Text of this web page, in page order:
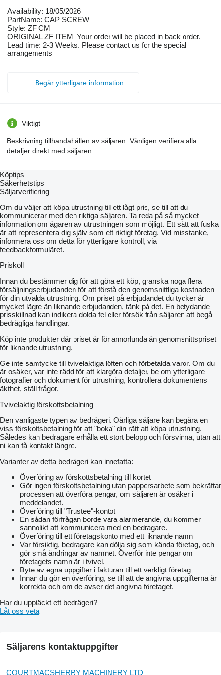
Availability: 18/05/2026
PartName: CAP SCREW
Style: ZF CM
ORIGINAL ZF ITEM. Your order will be placed in back order.
Lead time: 2-3 Weeks. Please contact us for the special
arrangements
Begär ytterligare information
Viktigt
Beskrivning tillhandahållen av säljaren. Vänligen verifiera alla
detaljer direkt med säljaren.
Köptips
Säkerhetstips
Säljarverifiering
Om du väljer att köpa utrustning till ett lågt pris, se till att du
kommunicerar med den riktiga säljaren. Ta reda på så mycket
information om ägaren av utrustningen som möjligt. Ett sätt att fuska
är att representera dig själv som ett riktigt företag. Vid misstanke,
informera oss om detta för ytterligare kontroll, via
feedbackformuläret.
Priskoll
Innan du bestämmer dig för att göra ett köp, granska noga flera
försäljningserbjudanden för att förstå den genomsnittliga kostnaden
för din utvalda utrustning. Om priset på erbjudandet du tycker är
mycket lägre än liknande erbjudanden, tänk på det. En betydande
prisskillnad kan indikera dolda fel eller försök från säljaren att begå
bedrägliga handlingar.
Köp inte produkter där priset är för annorlunda än genomsnittspriset
för liknande utrustning.
Ge inte samtycke till tvivelaktiga löften och förbetalda varor. Om du
är osäker, var inte rädd för att klargöra detaljer, be om ytterligare
fotografier och dokument för utrustning, kontrollera dokumentens
äkthet, ställ frågor.
Tvivelaktig förskottsbetalning
Den vanligaste typen av bedrägeri. Oärliga säljare kan begära en
viss förskottsbetalning för att "boka" din rätt att köpa utrustning.
Således kan bedragare erhålla ett stort belopp och försvinna, utan att
ni kan få kontakt längre.
Varianter av detta bedrägeri kan innefatta:
Överföring av förskottsbetalning till kortet
Gör ingen förskottsbetalning utan pappersarbete som bekräftar
processen att överföra pengar, om säljaren är osäker i
meddelandet.
Överföring till "Trustee"-kontot
En sådan förfrågan borde vara alarmerande, du kommer
sannolikt att kommunicera med en bedragare.
Överföring till ett företagskonto med ett liknande namn
Var försiktig, bedragare kan dölja sig som kända företag, och
gör små ändringar av namnet. Överför inte pengar om
företagets namn är i tvivel.
Byte av egna uppgifter i fakturan till ett verkligt företag
Innan du gör en överföring, se till att de angivna uppgifterna är
korrekta och om de avser det angivna företaget.
Har du upptäckt ett bedrägeri?
Låt oss veta
Säljarens kontaktuppgifter
COURTMACSHERRY MACHINERY LTD